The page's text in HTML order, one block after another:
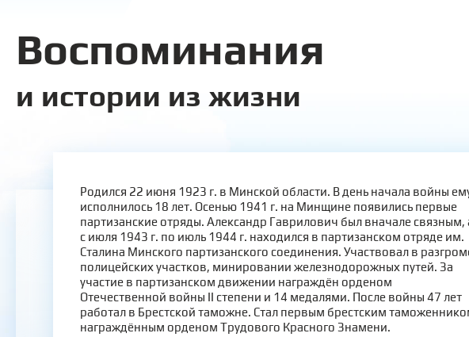
Воспоминания
и истории из жизни
Родился 22 июня 1923 г. в Минской области. В день начала войны
исполнилось 18 лет. Осенью 1941 г. на Минщине появились первые
партизанские отряды. Александр Гаврилович был вначале связным,
с июля 1943 г. по июль 1944 г. находился в партизанском отряде им.
Сталина Минского партизанского соединения. Участвовал в
полицейских участков, минировании железнодорожных путей. За
участие в партизанском движении награждён орденом
Отечественной войны II степени и 14 медалями. После войны 47 лет
работал в Брестской таможне. Стал первым брестским
награждённым орденом Трудового Красного Знамени.